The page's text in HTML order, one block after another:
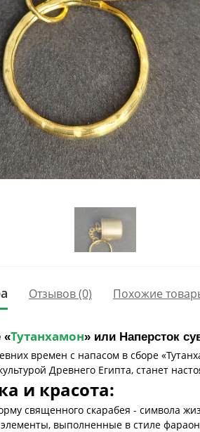
Отзывов (0) Похожие
«Тутанхамон» или Наперсток
времен с напасом в сборе
Древнего Египта, станет
и красота:
священного скарабея - символа
выполненные в стиле